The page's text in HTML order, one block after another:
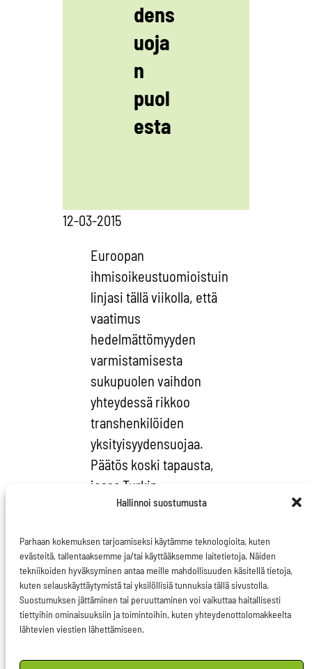
Hallinnoi suostumusta
Parhaan kokemuksen tarjoamiseksi käytämme teknologioita, kuten
evästeitä, tallentaaksemme ja/tai käyttääksemme laitetietoja. Näiden
tekniikoiden hyväksyminen antaa meille mahdollisuuden käsitellä tietoja,
kuten selauskäyttäytymistä tai yksilöllisiä tunnuksia tällä sivustolla.
Suostumuksen jättäminen tai peruuttaminen voi vaikuttaa haitallisesti
tiettyihin ominaisuuksiin ja toimintoihin, kuten yhteydenottolomakkeelta
lähtevien viestien lähettämiseen.
dens
uoja
n
puol
esta
12-03-2015
Euroopan
ihmisoikeustuomioistuin
linjasi tällä viikolla, että
vaatimus
hedelmättömyyden
varmistamisesta
sukupuolen vaihdon
yhteydessä rikkoo
transhenkilöiden
yksityisyydensuojaa.
Päätös koski tapausta,
jossa Turkin
viranomaiset eivät
vaihtoa henkilölle, joka
oli yhä
lisääntymiskykyinen.
Olen hyvin tyytyväinen